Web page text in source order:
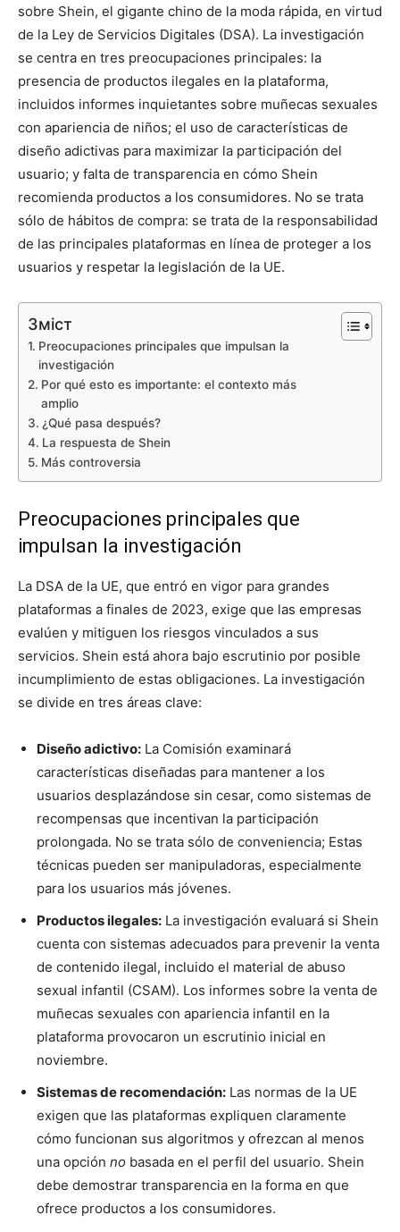
sobre Shein, el gigante chino de la moda rápida, en virtud
de la Ley de Servicios Digitales (DSA). La investigación
se centra en tres preocupaciones principales: la
presencia de productos ilegales en la plataforma,
incluidos informes inquietantes sobre muñecas sexuales
con apariencia de niños; el uso de características de
diseño adictivas para maximizar la participación del
usuario; y falta de transparencia en cómo Shein
recomienda productos a los consumidores. No se trata
sólo de hábitos de compra: se trata de la responsabilidad
de las principales plataformas en línea de proteger a los
usuarios y respetar la legislación de la UE.
Зміст
Preocupaciones principales que impulsan la
investigación
Por qué esto es importante: el contexto más
amplio
¿Qué pasa después?
La respuesta de Shein
Más controversia
Preocupaciones principales que
impulsan la investigación
La DSA de la UE, que entró en vigor para grandes
plataformas a finales de 2023, exige que las empresas
evalúen y mitiguen los riesgos vinculados a sus
servicios. Shein está ahora bajo escrutinio por posible
incumplimiento de estas obligaciones. La investigación
se divide en tres áreas clave:
Diseño adictivo: La Comisión examinará
características diseñadas para mantener a los
usuarios desplazándose sin cesar, como sistemas de
recompensas que incentivan la participación
prolongada. No se trata sólo de conveniencia; Estas
técnicas pueden ser manipuladoras, especialmente
para los usuarios más jóvenes.
Productos ilegales: La investigación evaluará si Shein
cuenta con sistemas adecuados para prevenir la venta
de contenido ilegal, incluido el material de abuso
sexual infantil (CSAM). Los informes sobre la venta de
muñecas sexuales con apariencia infantil en la
plataforma provocaron un escrutinio inicial en
noviembre.
Sistemas de recomendación: Las normas de la UE
exigen que las plataformas expliquen claramente
cómo funcionan sus algoritmos y ofrezcan al menos
una opción no basada en el perfil del usuario. Shein
debe demostrar transparencia en la forma en que
ofrece productos a los consumidores.